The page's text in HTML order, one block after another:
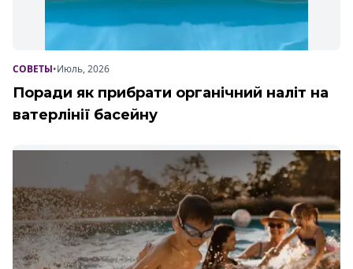
СОВЕТЫ•Июль, 2026
Поради як прибрати органічний наліт на
ватерлінії басейну